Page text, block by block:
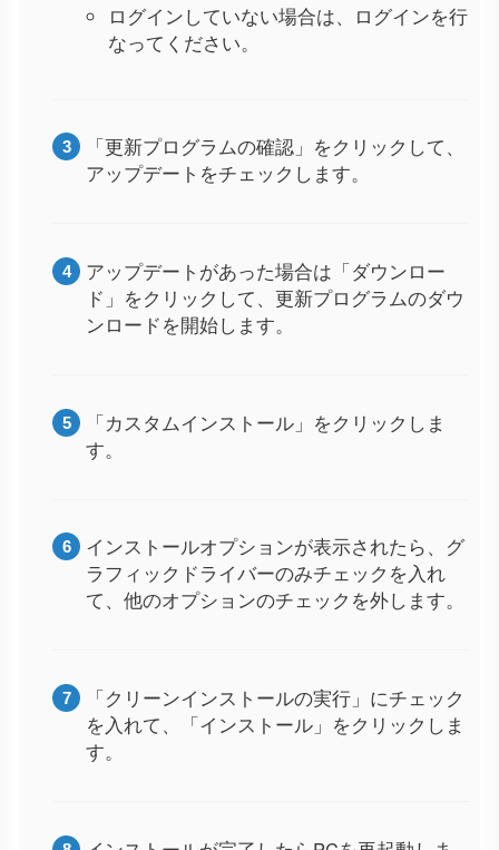
ログインしていない場合は、ログインを行
なってください。
「更新プログラムの確認」をクリックして、
アップデートをチェックします。
アップデートがあった場合は「ダウンロー
ド」をクリックして、更新プログラムのダウ
ンロードを開始します。
「カスタムインストール」をクリックしま
す。
インストールオプションが表示されたら、グ
ラフィックドライバーのみチェックを入れ
て、他のオプションのチェックを外します。
「クリーンインストールの実行」にチェック
を入れて、「インストール」をクリックしま
す。